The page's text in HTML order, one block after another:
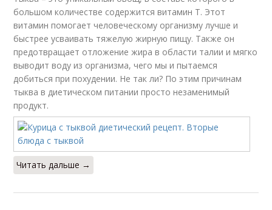
большом количестве содержится витамин Т. Этот
витамин помогает человеческому организму лучше и
быстрее усваивать тяжелую жирную пищу. Также он
предотвращает отложение жира в области талии и мягко
выводит воду из организма, чего мы и пытаемся
добиться при похудении. Не так ли? По этим причинам
тыква в диетическом питании просто незаменимый
продукт.
Читать дальше →